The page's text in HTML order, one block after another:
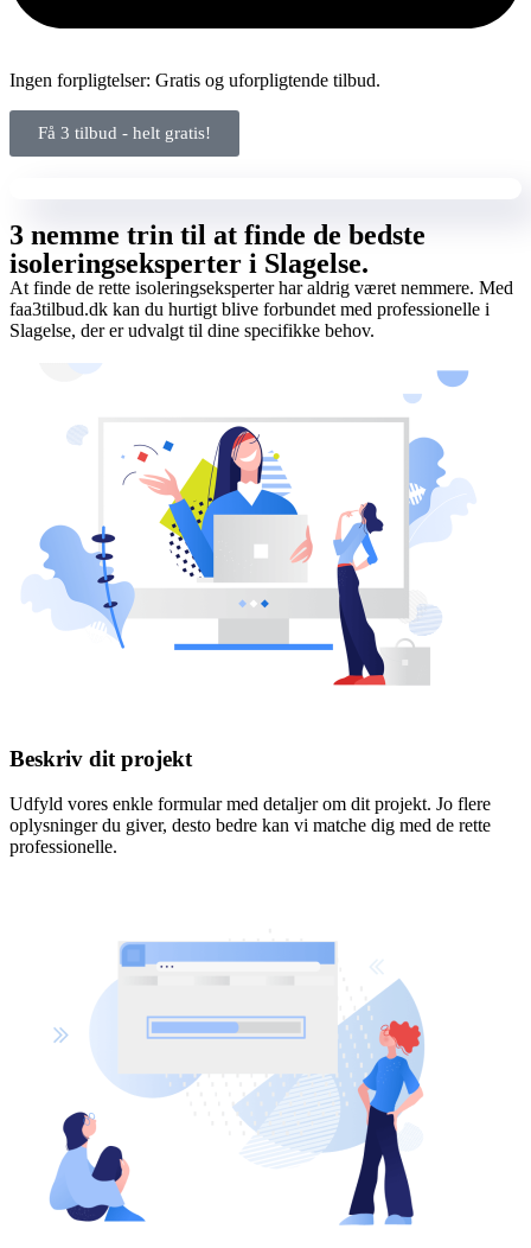
Ingen forpligtelser: Gratis og uforpligtende tilbud.
Få 3 tilbud - helt gratis!
3 nemme trin til at finde de bedste
isoleringseksperter i Slagelse.
At finde de rette isoleringseksperter har aldrig været nemmere. Med
faa3tilbud.dk kan du hurtigt blive forbundet med professionelle i
Slagelse, der er udvalgt til dine specifikke behov.
Beskriv dit projekt
Udfyld vores enkle formular med detaljer om dit projekt. Jo flere
oplysninger du giver, desto bedre kan vi matche dig med de rette
professionelle.